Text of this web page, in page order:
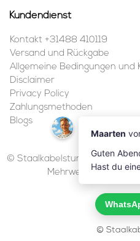
Kundendienst
Kontakt +31488 410119
Versand und Rückgabe
Allgemeine Bedingungen und
Disclaimer
Privacy Policy
Zahlungsmethoden
Blogs
© Staalkabelstunter | 2026 |
Mehrwertsteuer und
©